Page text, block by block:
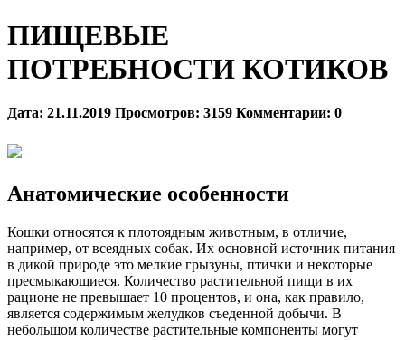
ПИЩЕВЫЕ
ПОТРЕБНОСТИ КОТИКОВ
Дата: 21.11.2019 Просмотров: 3159 Комментарии: 0
Анатомические особенности
Кошки относятся к плотоядным животным, в отличие,
например, от всеядных собак. Их основной источник питания
в дикой природе это мелкие грызуны, птички и некоторые
пресмыкающиеся. Количество растительной пищи в их
рационе не превышает 10 процентов, и она, как правило,
является содержимым желудков съеденной добычи. В
небольшом количестве растительные компоненты могут